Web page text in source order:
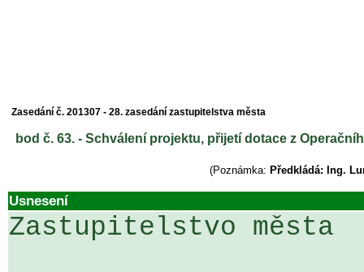
Zasedání č. 201307 - 28. zasedání zastupitelstva města
bod č. 63. - Schválení projektu, přijetí dotace z
(Poznámka: Předkládá: Ing.
Usnesení
Zastupitelstvo města